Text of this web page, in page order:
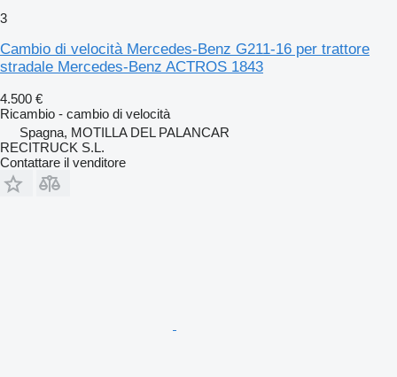
3
Cambio di velocità Mercedes-Benz G211-16 per trattore
stradale Mercedes-Benz ACTROS 1843
4.500 €
Ricambio - cambio di velocità
Spagna, MOTILLA DEL PALANCAR
RECITRUCK S.L.
Contattare il venditore